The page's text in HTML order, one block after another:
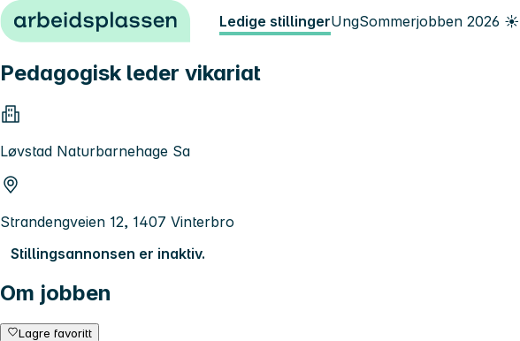
Hopp til innhold Ledige stillingerUngSommerjobben 2026 ☀️
Pedagogisk leder vikariat
Løvstad Naturbarnehage Sa
Strandengveien 12, 1407 Vinterbro
Stillingsannonsen er inaktiv.
Om jobben
Lagre favoritt